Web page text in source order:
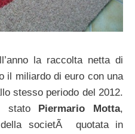
la raccolta netta di
il miliardo di euro con una
stesso periodo del 2012.
stato Piermario Motta,
della societÃ quotata in